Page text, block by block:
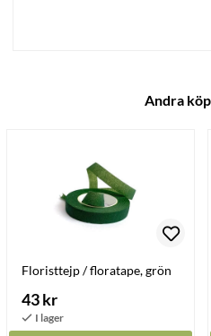
Andra
Floristtejp / floratape, grön
43 kr